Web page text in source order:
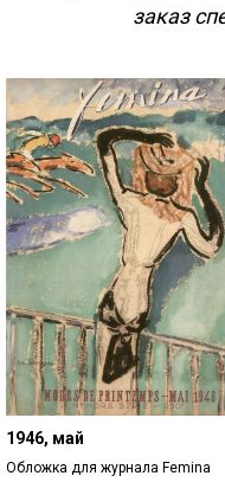
заказ
1946, май
Обложка для журнала Femina